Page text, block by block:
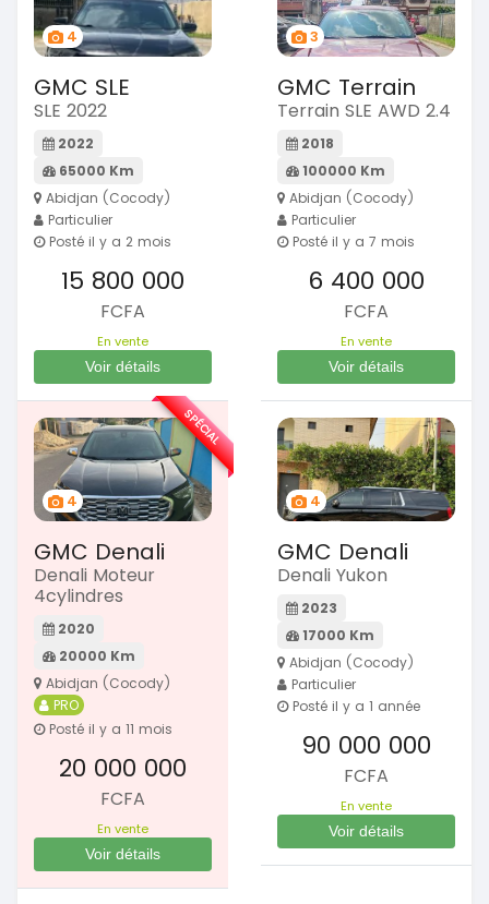
4
GMC SLE
SLE 2022
2022
65000 Km
Abidjan (Cocody)
Particulier
Posté il y a 2 mois
15 800 000
FCFA
En vente
Voir détails
3
GMC Terrain
Terrain SLE AWD 2.4
2018
100000 Km
Abidjan (Cocody)
Particulier
Posté il y a 7 mois
6 400 000
FCFA
En vente
Voir détails
4
GMC Denali
Denali Moteur
4cylindres
2020
20000 Km
Abidjan (Cocody)
PRO
Posté il y a 11 mois
20 000 000
FCFA
En vente
Voir détails
SPÉCIAL
4
GMC Denali
Denali Yukon
2023
17000 Km
Abidjan (Cocody)
Particulier
Posté il y a 1 année
90 000 000
FCFA
En vente
Voir détails